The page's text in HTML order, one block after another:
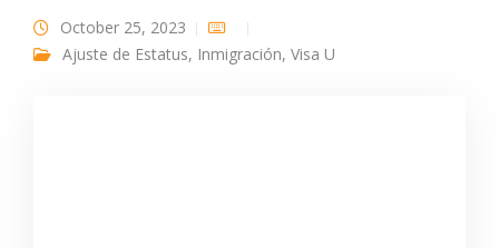
October 25, 2023
Ajuste de Estatus, Inmigración, Visa U